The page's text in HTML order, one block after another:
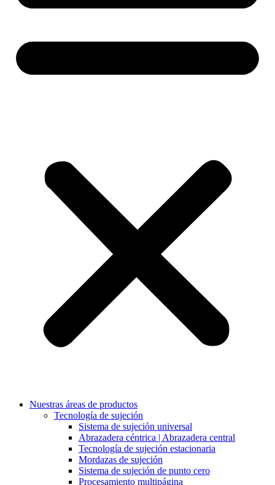
Nuestras áreas de productos
Tecnología de sujeción
Sistema de sujeción universal
Abrazadera céntrica | Abrazadera central
Tecnología de sujeción estacionaria
Mordazas de sujeción
Sistema de sujeción de punto cero
Procesamiento multipágina